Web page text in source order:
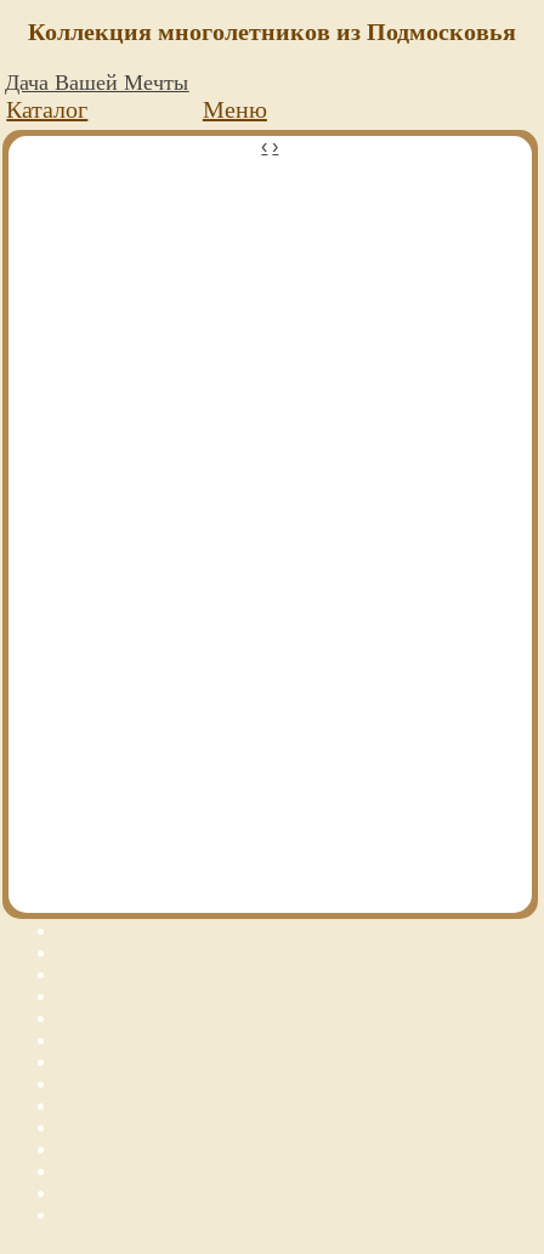
Коллекция многолетников из Подмосковья
Дача Вашей Мечты
Каталог Меню
‹ ›